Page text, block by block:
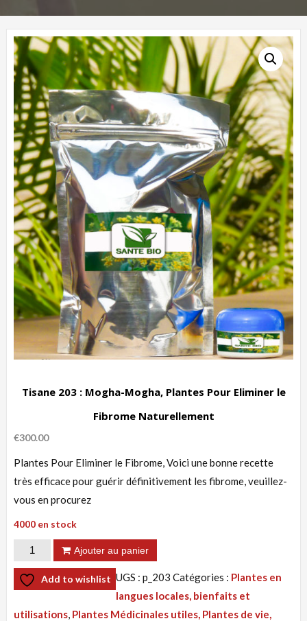
Tisane 203 : Mogha-Mogha, Plantes Pour Eliminer le
Fibrome Naturellement
€300.00
Plantes Pour Eliminer le Fibrome, Voici une bonne recette
très efficace pour guérir définitivement les fibrome, veuillez-
vous en procurez
4000 en stock
quantité
de
Tisane
Ajouter au panier
Add to wishlist UGS : p_203 Catégories : Plantes en
langues locales, bienfaits et
utilisations, Plantes Médicinales utiles, Plantes de vie,